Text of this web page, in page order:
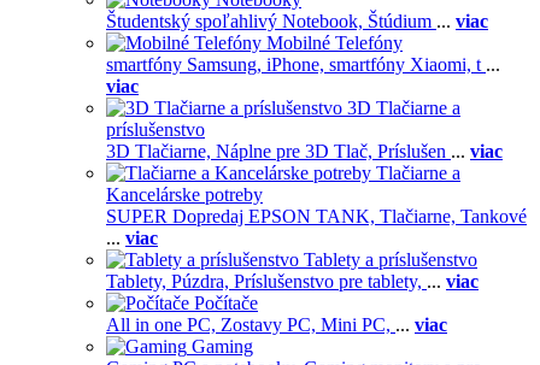
Študentský spoľahlivý Notebook, Štúdium ... viac
Mobilné Telefóny
smartfóny Samsung, iPhone, smartfóny Xiaomi, t ...
viac
3D Tlačiarne a
príslušenstvo
3D Tlačiarne, Náplne pre 3D Tlač, Príslušen ... viac
Tlačiarne a
Kancelárske potreby
SUPER Dopredaj EPSON TANK, Tlačiarne, Tankové
... viac
Tablety a príslušenstvo
Tablety, Púzdra, Príslušenstvo pre tablety, ... viac
Počítače
All in one PC, Zostavy PC, Mini PC, ... viac
Gaming